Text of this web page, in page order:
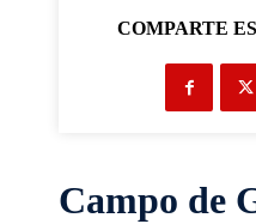
COMPARTE
Campo de